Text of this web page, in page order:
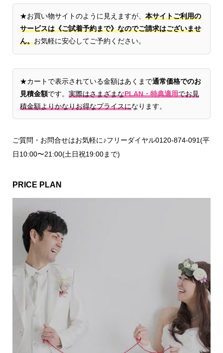
★お買い物サイトのように見えますが、 本サイトご利用の
サービスは《ご試着予約まで》なのでご請求はございませ
ん。お気軽に安心してご予約ください。
★カートで表示されている金額はあくまで通常価格でのお
見積金額です。 実際はさまざまなPLAN・特典適用でお見
積金額よりかなりお得なプライスになります。
ご質問・お問合せはお気軽に♪フリーダイヤル0120-874-091(平
日10:00〜21:00(土日祝19:00まで)
PRICE PLAN